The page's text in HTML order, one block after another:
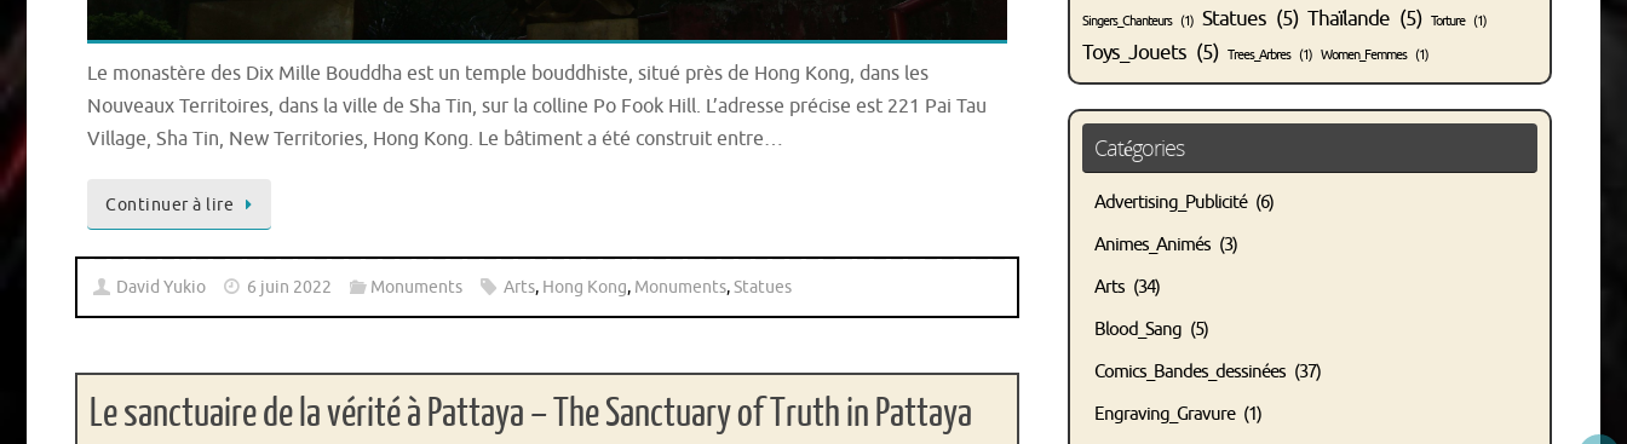
Le monastère des Dix Mille Bouddha est un temple bouddhiste, situé près de Hong Kong, dans les
Nouveaux Territoires, dans la ville de Sha Tin, sur la colline Po Fook Hill. L’adresse précise est 221 Pai Tau
Village, Sha Tin, New Territories, Hong Kong. Le bâtiment a été construit entre…
Continuer à lire
David Yukio 6 juin 2022 Monuments Arts, Hong Kong, Monuments,Statues
Le sanctuaire de la vérité à Pattaya – The Sanctuary of Truth in Pattaya
Singers_Chanteurs(1) Statues (5) Thaïlande (5) Torture(1)
Toys_Jouets (5) Trees_Arbres(1) Women_Femmes(1)
Catégories
Advertising_Publicité(6)
Animes_Animés (3)
Arts (34)
Blood_Sang (5)
Comics_Bandes_dessinées (37)
Engraving_Gravure(1)